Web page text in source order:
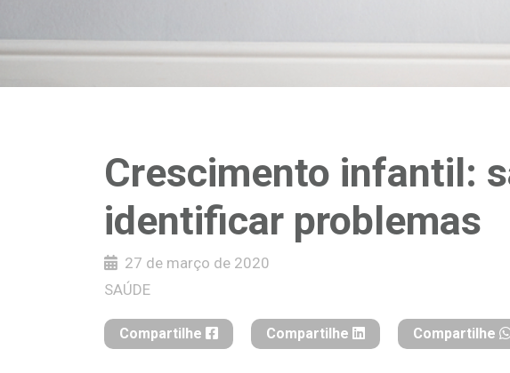
Crescimento infantil:
identificar problemas
27 de março de 2020
SAÚDE
Compartilhe Compartilhe Compartilhe